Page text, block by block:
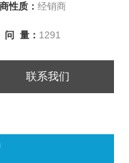
性质： 经销商
问 量： 1291
联系我们